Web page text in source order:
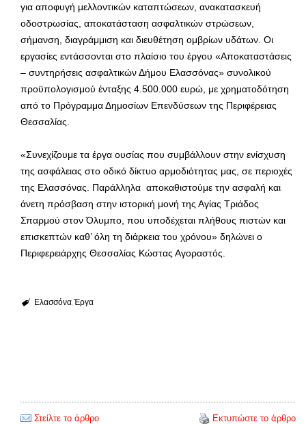
για αποφυγή μελλοντικών καταπτώσεων, ανακατασκευή
οδοστρωσίας, αποκατάσταση ασφαλτικών στρώσεων,
σήμανση, διαγράμμιση και διευθέτηση ομβρίων υδάτων. Οι
εργασίες εντάσσονται στο πλαίσιο του έργου «Αποκαταστάσεις
– συντηρήσεις ασφαλτικών Δήμου Ελασσόνας» συνολικού
προϋπολογισμού ένταξης 4.500.000 ευρώ, με χρηματοδότηση
από το Πρόγραμμα Δημοσίων Επενδύσεων της Περιφέρειας
Θεσσαλίας.
«Συνεχίζουμε τα έργα ουσίας που συμβάλλουν στην ενίσχυση
της ασφάλειας στο οδικό δίκτυο αρμοδιότητας μας, σε περιοχές
της Ελασσόνας. Παράλληλα αποκαθιστούμε την ασφαλή και
άνετη πρόσβαση στην ιστορική μονή της Αγίας Τριάδος
Σπαρμού στον Όλυμπο, που υποδέχεται πλήθους πιστών και
επισκεπτών καθ’ όλη τη διάρκεια του χρόνου» δηλώνει ο
Περιφερειάρχης Θεσσαλίας Κώστας Αγοραστός.
Ελασσόνα Έργα
Στείλτε το άρθρο
Εκτυπώστε το άρθρο